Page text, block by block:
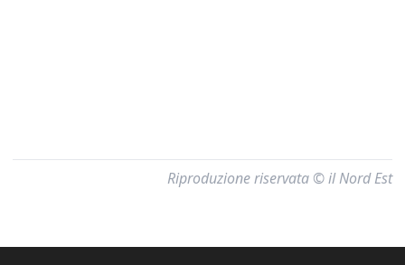
Riproduzione riservata © il Nord Est